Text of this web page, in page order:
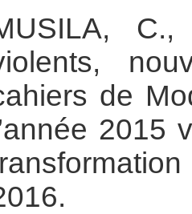
C.,
de
2015